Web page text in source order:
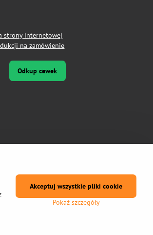
strony internetowej
na zamówienie
Odkup cewek
Pokaż szczegóły
Akceptuj wszystkie pliki cookie